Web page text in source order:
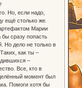
Но, если надо,
ещё столько же.
Марии
бы сразу попасть
Но дело не только в
как ты –
–
Все, кто в
момент был
Помоги хотя бы